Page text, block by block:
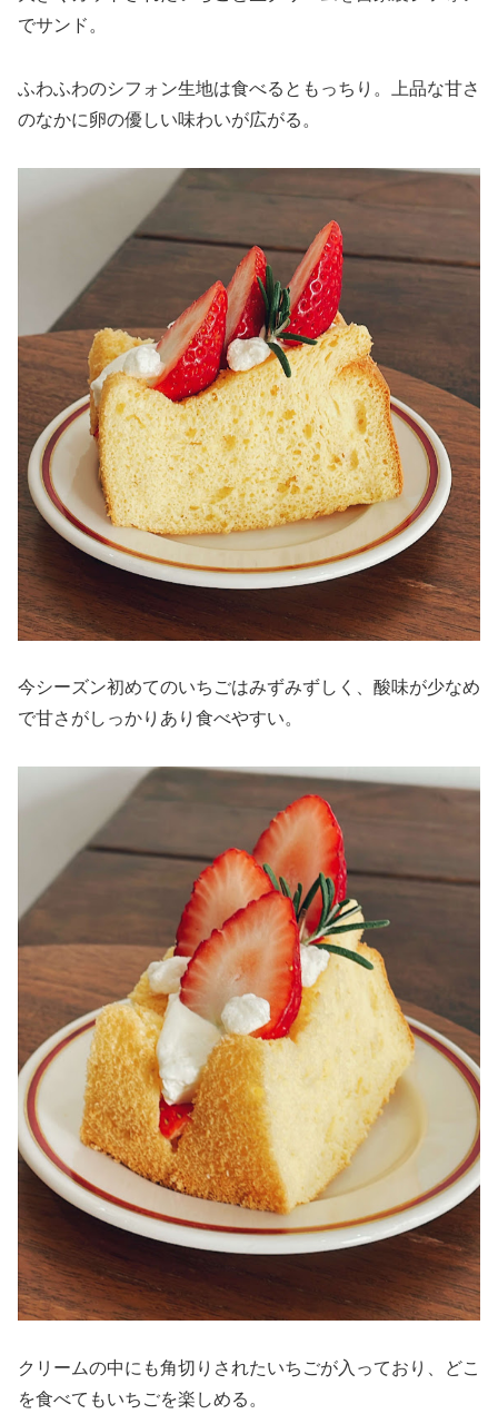
でサンド。
ふわふわのシフォン生地は食べるともっちり。上品な甘さ
のなかに卵の優しい味わいが広がる。
今シーズン初めてのいちごはみずみずしく、酸味が少なめ
で甘さがしっかりあり食べやすい。
クリームの中にも角切りされたいちごが入っており、どこ
を食べてもいちごを楽しめる。